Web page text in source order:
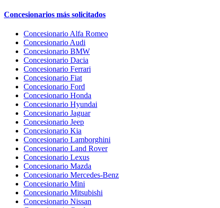
Concesionarios más solicitados
Concesionario Alfa Romeo
Concesionario Audi
Concesionario BMW
Concesionario Dacia
Concesionario Ferrari
Concesionario Fiat
Concesionario Ford
Concesionario Honda
Concesionario Hyundai
Concesionario Jaguar
Concesionario Jeep
Concesionario Kia
Concesionario Lamborghini
Concesionario Land Rover
Concesionario Lexus
Concesionario Mazda
Concesionario Mercedes-Benz
Concesionario Mini
Concesionario Mitsubishi
Concesionario Nissan